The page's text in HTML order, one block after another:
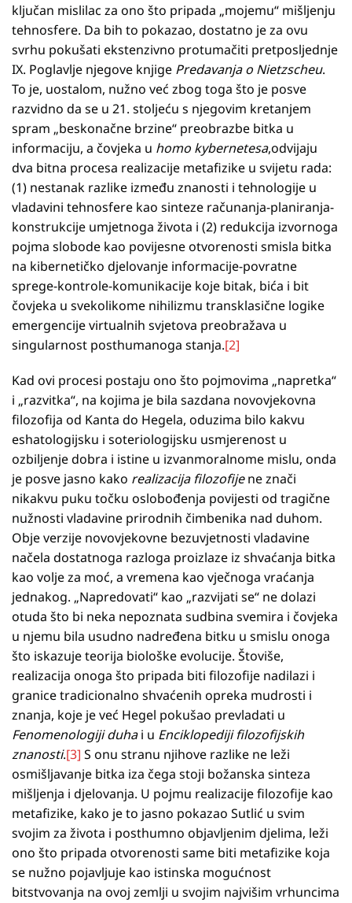
ključan mislilac za ono što pripada „mojemu“ mišljenju
tehnosfere. Da bih to pokazao, dostatno je za ovu
svrhu pokušati ekstenzivno protumačiti pretposljednje
IX. Poglavlje njegove knjige Predavanja o Nietzscheu.
To je, uostalom, nužno već zbog toga što je posve
razvidno da se u 21. stoljeću s njegovim kretanjem
spram „beskonačne brzine“ preobrazbe bitka u
informaciju, a čovjeka u homo kybernetesa,odvijaju
dva bitna procesa realizacije metafizike u svijetu rada:
(1) nestanak razlike između znanosti i tehnologije u
vladavini tehnosfere kao sinteze računanja-planiranja-
konstrukcije umjetnoga života i (2) redukcija izvornoga
pojma slobode kao povijesne otvorenosti smisla bitka
na kibernetičko djelovanje informacije-povratne
sprege-kontrole-komunikacije koje bitak, bića i bit
čovjeka u svekolikome nihilizmu transklasične logike
emergencije virtualnih svjetova preobražava u
singularnost posthumanoga stanja.[2]
Kad ovi procesi postaju ono što pojmovima „napretka“
i „razvitka“, na kojima je bila sazdana novovjekovna
filozofija od Kanta do Hegela, oduzima bilo kakvu
eshatologijsku i soteriologijsku usmjerenost u
ozbiljenje dobra i istine u izvanmoralnome mislu, onda
je posve jasno kako realizacija filozofijene znači
nikakvu puku točku oslobođenja povijesti od tragične
nužnosti vladavine prirodnih čimbenika nad duhom.
Obje verzije novovjekovne bezuvjetnosti vladavine
načela dostatnoga razloga proizlaze iz shvaćanja bitka
kao volje za moć, a vremena kao vječnoga vraćanja
jednakog. „Napredovati“ kao „razvijati se“ ne dolazi
otuda što bi neka nepoznata sudbina svemira i čovjeka
u njemu bila usudno nadređena bitku u smislu onoga
što iskazuje teorija biološke evolucije. Štoviše,
realizacija onoga što pripada biti filozofije nadilazi i
granice tradicionalno shvaćenih opreka mudrosti i
znanja, koje je već Hegel pokušao prevladati u
Fenomenologiji duhai u Enciklopediji filozofijskih
znanosti.[3] S onu stranu njihove razlike ne leži
osmišljavanje bitka iza čega stoji božanska sinteza
mišljenja i djelovanja. U pojmu realizacije filozofije kao
metafizike, kako je to jasno pokazao Sutlić u svim
svojim za života i posthumno objavljenim djelima, leži
ono što pripada otvorenosti same biti metafizike koja
se nužno pojavljuje kao istinska mogućnost
bitstvovanja na ovoj zemlji u svojim najvišim vrhuncima